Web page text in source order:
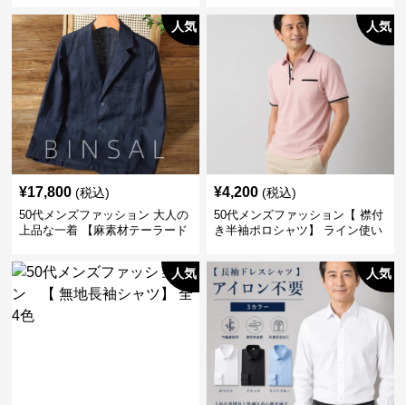
人気
¥17,800 (税込)
50代メンズファッション 大人の
上品な一着 【麻素材テーラード
人気
¥4,200 (税込)
50代メンズファッション【 襟付
き半袖ポロシャツ】 ライン使い
人気 人気